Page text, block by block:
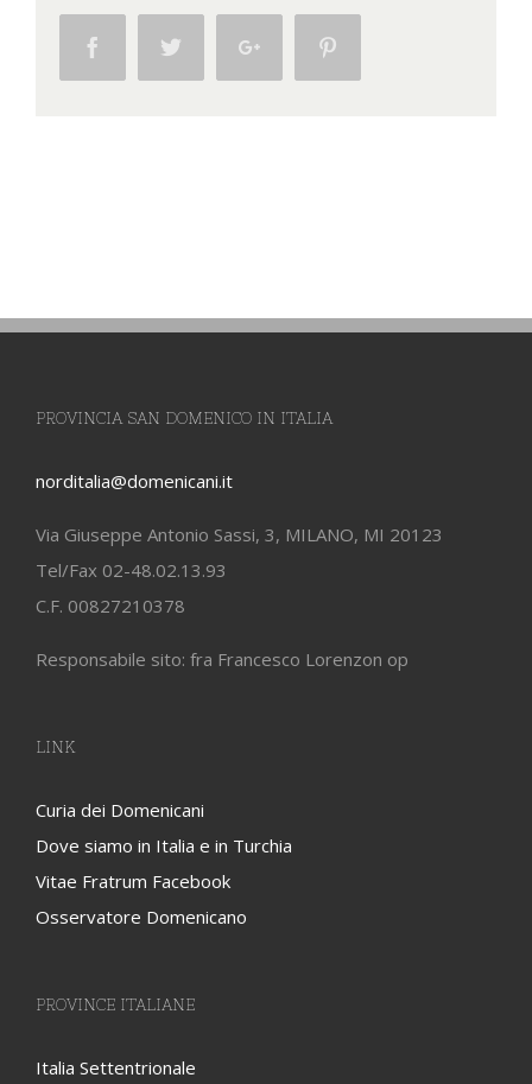
Facebook Twitter Google+
PROVINCIA SAN DOMENICO IN ITALIA
norditalia@domenicani.it
Via Giuseppe Antonio Sassi, 3, MILANO, MI 20123
Tel/Fax 02-48.02.13.93
C.F. 00827210378
Responsabile sito: fra Francesco Lorenzon op
LINK
Curia dei Domenicani
Dove siamo in Italia e in Turchia
Vitae Fratrum Facebook
Osservatore Domenicano
PROVINCE ITALIANE
Italia Settentrionale